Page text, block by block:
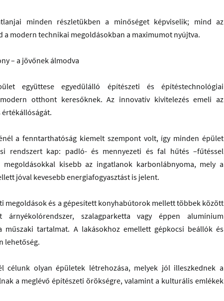
minden részletükben a minőséget képviselik; mind az
a modern technikai megoldásokban a maximumot nyújtva.
– a jövőnek álmodva
együttese egyedülálló építészeti és építéstechnológiai
otthont keresőknek. Az innovatív kivitelezés emeli az
a fenntarthatóság kiemelt szempont volt, így minden épület
rendszert kap: padló- és mennyezeti és fal hűtés –fűtéssel
kisebb az ingatlanok karbonlábnyoma, mely a
jóval kevesebb energiafogyasztást is jelent.
megoldások és a gépesített konyhabútorok mellett többek között
árnyékolórendszer, szalagparketta vagy éppen alumínium
műszaki tartalmat. A lakásokhoz emellett gépkocsi beállók és
lehetőség.
célunk olyan épületek létrehozása, melyek jól illeszkednek a
a meglévő építészeti örökségre, valamint a kulturális emlékek